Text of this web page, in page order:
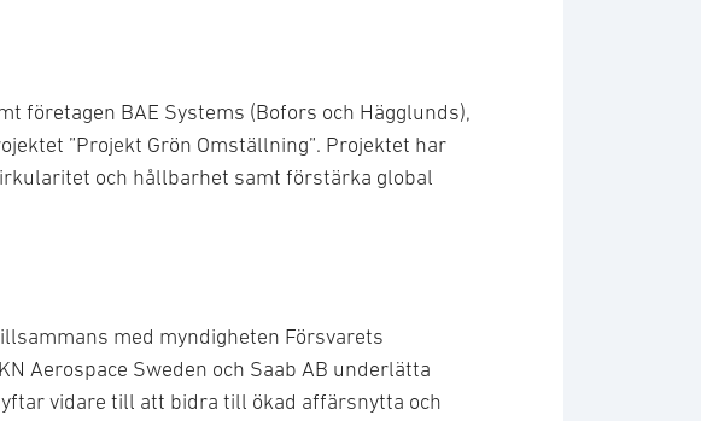
företagen BAE Systems (Bofors och Hägglunds),
”Projekt Grön Omställning”. Projektet har
och hållbarhet samt förstärka global
med myndigheten Försvarets
Aerospace Sweden och Saab AB underlätta
vidare till att bidra till ökad affärsnytta och